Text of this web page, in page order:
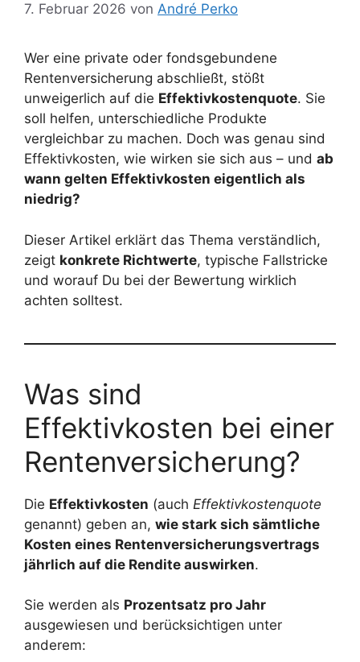
7. Februar 2026 von André Perko
Wer eine private oder fondsgebundene
Rentenversicherung abschließt, stößt
unweigerlich auf die Effektivkostenquote. Sie
soll helfen, unterschiedliche Produkte
vergleichbar zu machen. Doch was genau sind
Effektivkosten, wie wirken sie sich aus – und ab
wann gelten Effektivkosten eigentlich als
niedrig?
Dieser Artikel erklärt das Thema verständlich,
zeigt konkrete Richtwerte, typische Fallstricke
und worauf Du bei der Bewertung wirklich
achten solltest.
Was sind
Effektivkosten bei einer
Rentenversicherung?
Die Effektivkosten (auch Effektivkostenquote
genannt) geben an, wie stark sich sämtliche
Kosten eines Rentenversicherungsvertrags
jährlich auf die Rendite auswirken.
Sie werden als Prozentsatz pro Jahr
ausgewiesen und berücksichtigen unter
anderem: